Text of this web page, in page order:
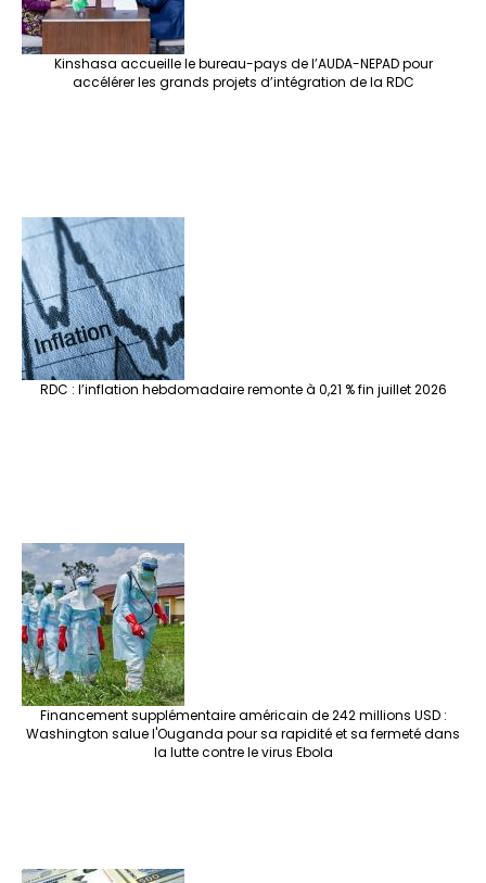
Kinshasa accueille le bureau-pays de l’AUDA-NEPAD pour
accélérer les grands projets d’intégration de la RDC
RDC : l’inflation hebdomadaire remonte à 0,21 % fin juillet 2026
Financement supplémentaire américain de 242 millions USD :
Washington salue l'Ouganda pour sa rapidité et sa fermeté dans
la lutte contre le virus Ebola